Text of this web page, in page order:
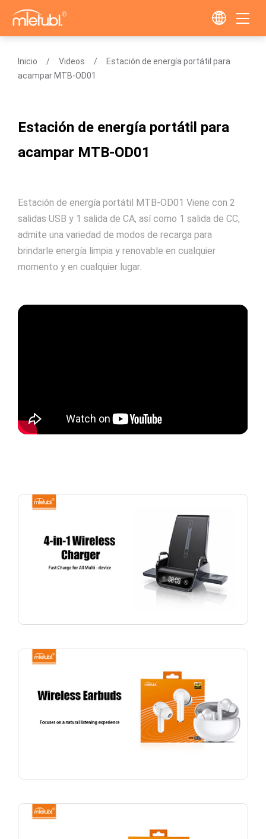
Inicio Videos
Estación de energía portátil para
acampar MTB-OD01
Estación de energía portátil para
acampar MTB-OD01
Estación de energía portátil MTB-OD01 Viene con 2
salidas USB y 1 salida de CA, así como 1 salida de CC,
admite una variedad de modos de recarga para
brindarle energía limpia y renovable en cualquier
momento y en cualquier lugar.